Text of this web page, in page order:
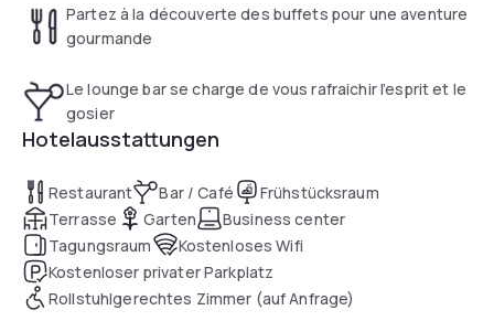
Partez à la découverte des buffets pour une aventure
gourmande
Le lounge bar se charge de vous rafraichir l’esprit et le
gosier
Hotelausstattungen
Restaurant Bar / Café
Frühstücksraum
Terrasse
Garten
Business center
Tagungsraum
Kostenloses Wifi
Kostenloser privater Parkplatz
Rollstuhlgerechtes Zimmer (auf Anfrage)